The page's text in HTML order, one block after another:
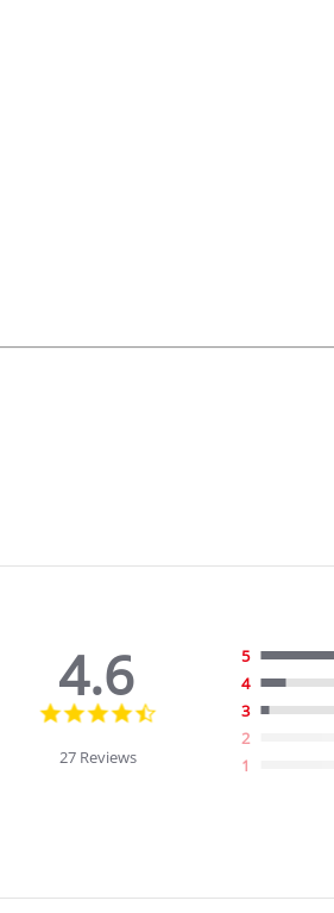
4.6
4.6
27 Reviews
5
4
3
2
1